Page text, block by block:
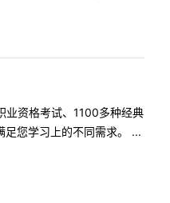
业资格考试、1100多种经典
您学习上的不同需求。 ...